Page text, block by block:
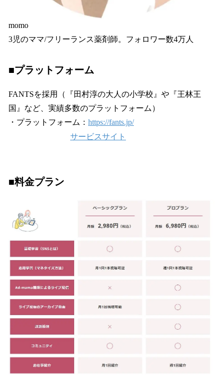
momo
3児のママ/フリーランス薬剤師。フォロワー数4万人
■プラットフォーム
FANTSを採用（『田村淳の大人の小学校』や『王林王
国』など、実績多数のプラットフォーム）
・プラットフォーム： https://fants.jp/
サービスサイト
■料金プラン